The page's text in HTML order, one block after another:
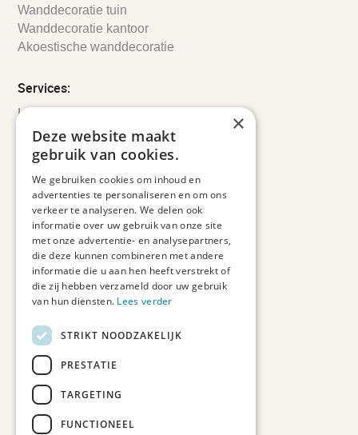
Wanddecoratie tuin
Wanddecoratie kantoor
Akoestische wanddecoratie
Services:
Leveringsinformatie
Retourbeleid
Informatie
Veelgestelde vragen
Duurzaam ondernemen
Contact informatie
Etienne de Pinedaweg 34
3711 CH, Austerlitz
Nederland
info@fotoprintxl.nl
0343 78 58 00
KVK: 81960263
BTW: NL002708709B23
×
Deze website maakt
gebruik van cookies.
We gebruiken cookies om inhoud en
advertenties te personaliseren en om ons
verkeer te analyseren. We delen ook
informatie over uw gebruik van onze site
met onze advertentie- en analysepartners,
die deze kunnen combineren met andere
informatie die u aan hen heeft verstrekt of
die zij hebben verzameld door uw gebruik
van hun diensten. Lees verder
STRIKT NOODZAKELIJK
PRESTATIE
TARGETING
FUNCTIONEEL